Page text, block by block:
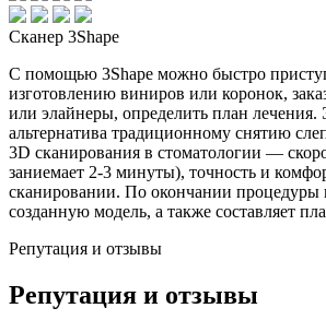
Сканер 3Shape
С помощью 3Shape можно быстро
изготовлению виниров или коронок,
или элайнеры, определить план лечения.
альтернатива традиционному снятию
3D сканирования в стоматологии —
заниемает 2-3 минуты), точность и
сканировании. По окончании процедуры
созданную модель, а также составляет
Репутация и отзывы
Репутация и отзывы